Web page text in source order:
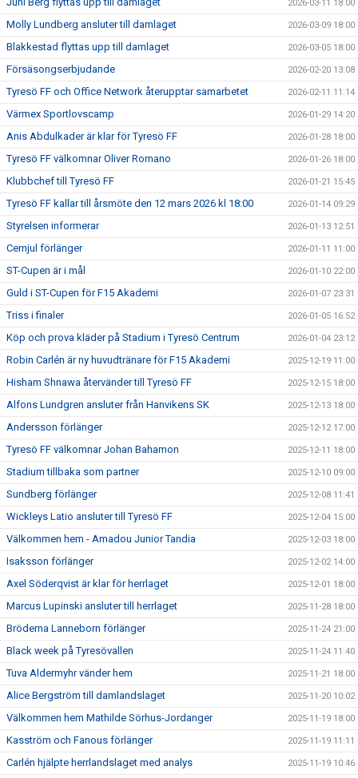
2026-03-11 18:00
Molly Lundberg ansluter till damlaget 2026-03-09 18:00
Blakkestad flyttas upp till damlaget 2026-03-05 18:00
Försäsongserbjudande 2026-02-20 13:08
Tyresö FF och Office Network återupptar samarbetet 2026-02-11 11:14
Värmex Sportlovscamp 2026-01-29 14:20
Anis Abdulkader är klar för Tyresö FF 2026-01-28 18:00
Tyresö FF välkomnar Oliver Romano 2026-01-26 18:00
Klubbchef till Tyresö FF 2026-01-21 15:45
Tyresö FF kallar till årsmöte den 12 mars 2026 kl 18:00 2026-01-14 09:29
Styrelsen informerar 2026-01-13 12:51
Cernjul förlänger 2026-01-11 11:00
ST-Cupen är i mål 2026-01-10 22:00
Guld i ST-Cupen för F15 Akademi 2026-01-07 23:31
Triss i finaler 2026-01-05 16:52
Köp och prova kläder på Stadium i Tyresö Centrum 2026-01-04 23:12
Robin Carlén är ny huvudtränare för F15 Akademi 2025-12-19 11:00
Hisham Shnawa återvänder till Tyresö FF 2025-12-15 18:00
Alfons Lundgren ansluter från Hanvikens SK 2025-12-13 18:00
Andersson förlänger 2025-12-12 17:00
Tyresö FF välkomnar Johan Bahamon 2025-12-11 18:00
Stadium tillbaka som partner 2025-12-10 09:00
Sundberg förlänger 2025-12-08 11:41
Wickleys Latio ansluter till Tyresö FF 2025-12-04 15:00
Välkommen hem - Amadou Junior Tandia 2025-12-03 18:00
Isaksson förlänger 2025-12-02 14:00
Axel Söderqvist är klar för herrlaget 2025-12-01 18:00
Marcus Lupinski ansluter till herrlaget 2025-11-28 18:00
Bröderna Lanneborn förlänger 2025-11-24 21:00
Black week på Tyresövallen 2025-11-24 11:40
Tuva Aldermyhr vänder hem 2025-11-21 18:00
Alice Bergström till damlandslaget 2025-11-20 10:02
Välkommen hem Mathilde Sörhus-Jordanger 2025-11-19 18:00
Kasström och Fanous förlänger 2025-11-19 11:11
Carlén hjälpte herrlandslaget med analys 2025-11-19 10:46